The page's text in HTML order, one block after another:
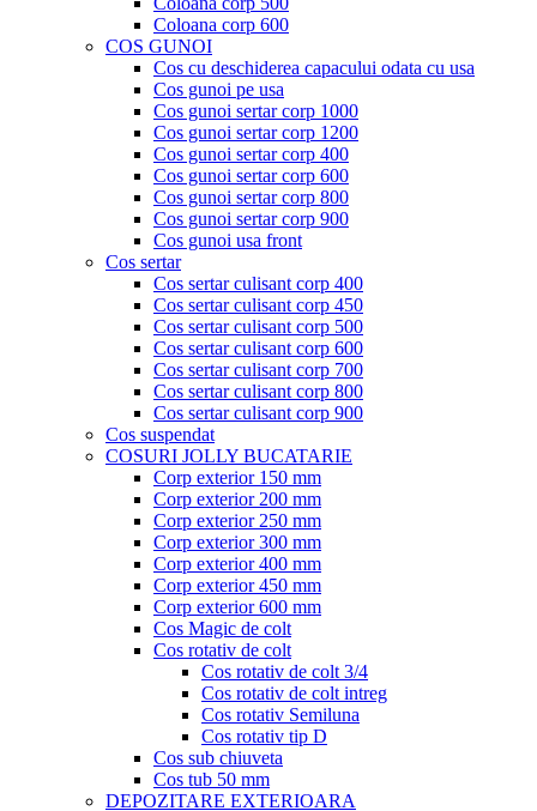
Coloana corp 600
COS GUNOI
Cos cu deschiderea capacului odata cu usa
Cos gunoi pe usa
Cos gunoi sertar corp 1000
Cos gunoi sertar corp 1200
Cos gunoi sertar corp 400
Cos gunoi sertar corp 600
Cos gunoi sertar corp 800
Cos gunoi sertar corp 900
Cos gunoi usa front
Cos sertar
Cos sertar culisant corp 400
Cos sertar culisant corp 450
Cos sertar culisant corp 500
Cos sertar culisant corp 600
Cos sertar culisant corp 700
Cos sertar culisant corp 800
Cos sertar culisant corp 900
Cos suspendat
COSURI JOLLY BUCATARIE
Corp exterior 150 mm
Corp exterior 200 mm
Corp exterior 250 mm
Corp exterior 300 mm
Corp exterior 400 mm
Corp exterior 450 mm
Corp exterior 600 mm
Cos Magic de colt
Cos rotativ de colt
Cos rotativ de colt 3/4
Cos rotativ de colt intreg
Cos rotativ Semiluna
Cos rotativ tip D
Cos sub chiuveta
Cos tub 50 mm
DEPOZITARE EXTERIOARA